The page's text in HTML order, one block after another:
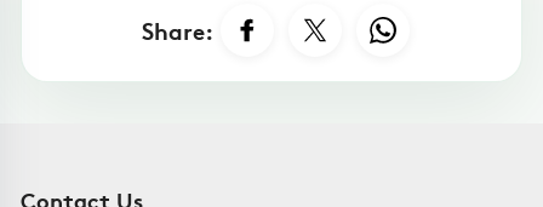
Share:
Contact Us